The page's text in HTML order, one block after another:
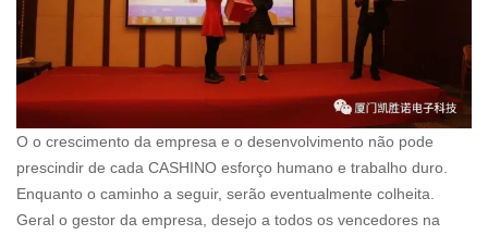
O o crescimento da empresa e o desenvolvimento não pode
prescindir de cada CASHINO esforço humano e trabalho duro.
Enquanto o caminho a seguir, serão eventualmente colheita.
Geral o gestor da empresa, desejo a todos os vencedores na